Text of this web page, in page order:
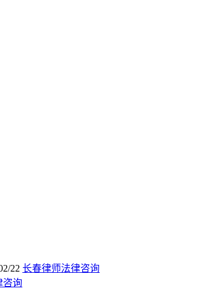
22 长春律师法律咨询
咨询